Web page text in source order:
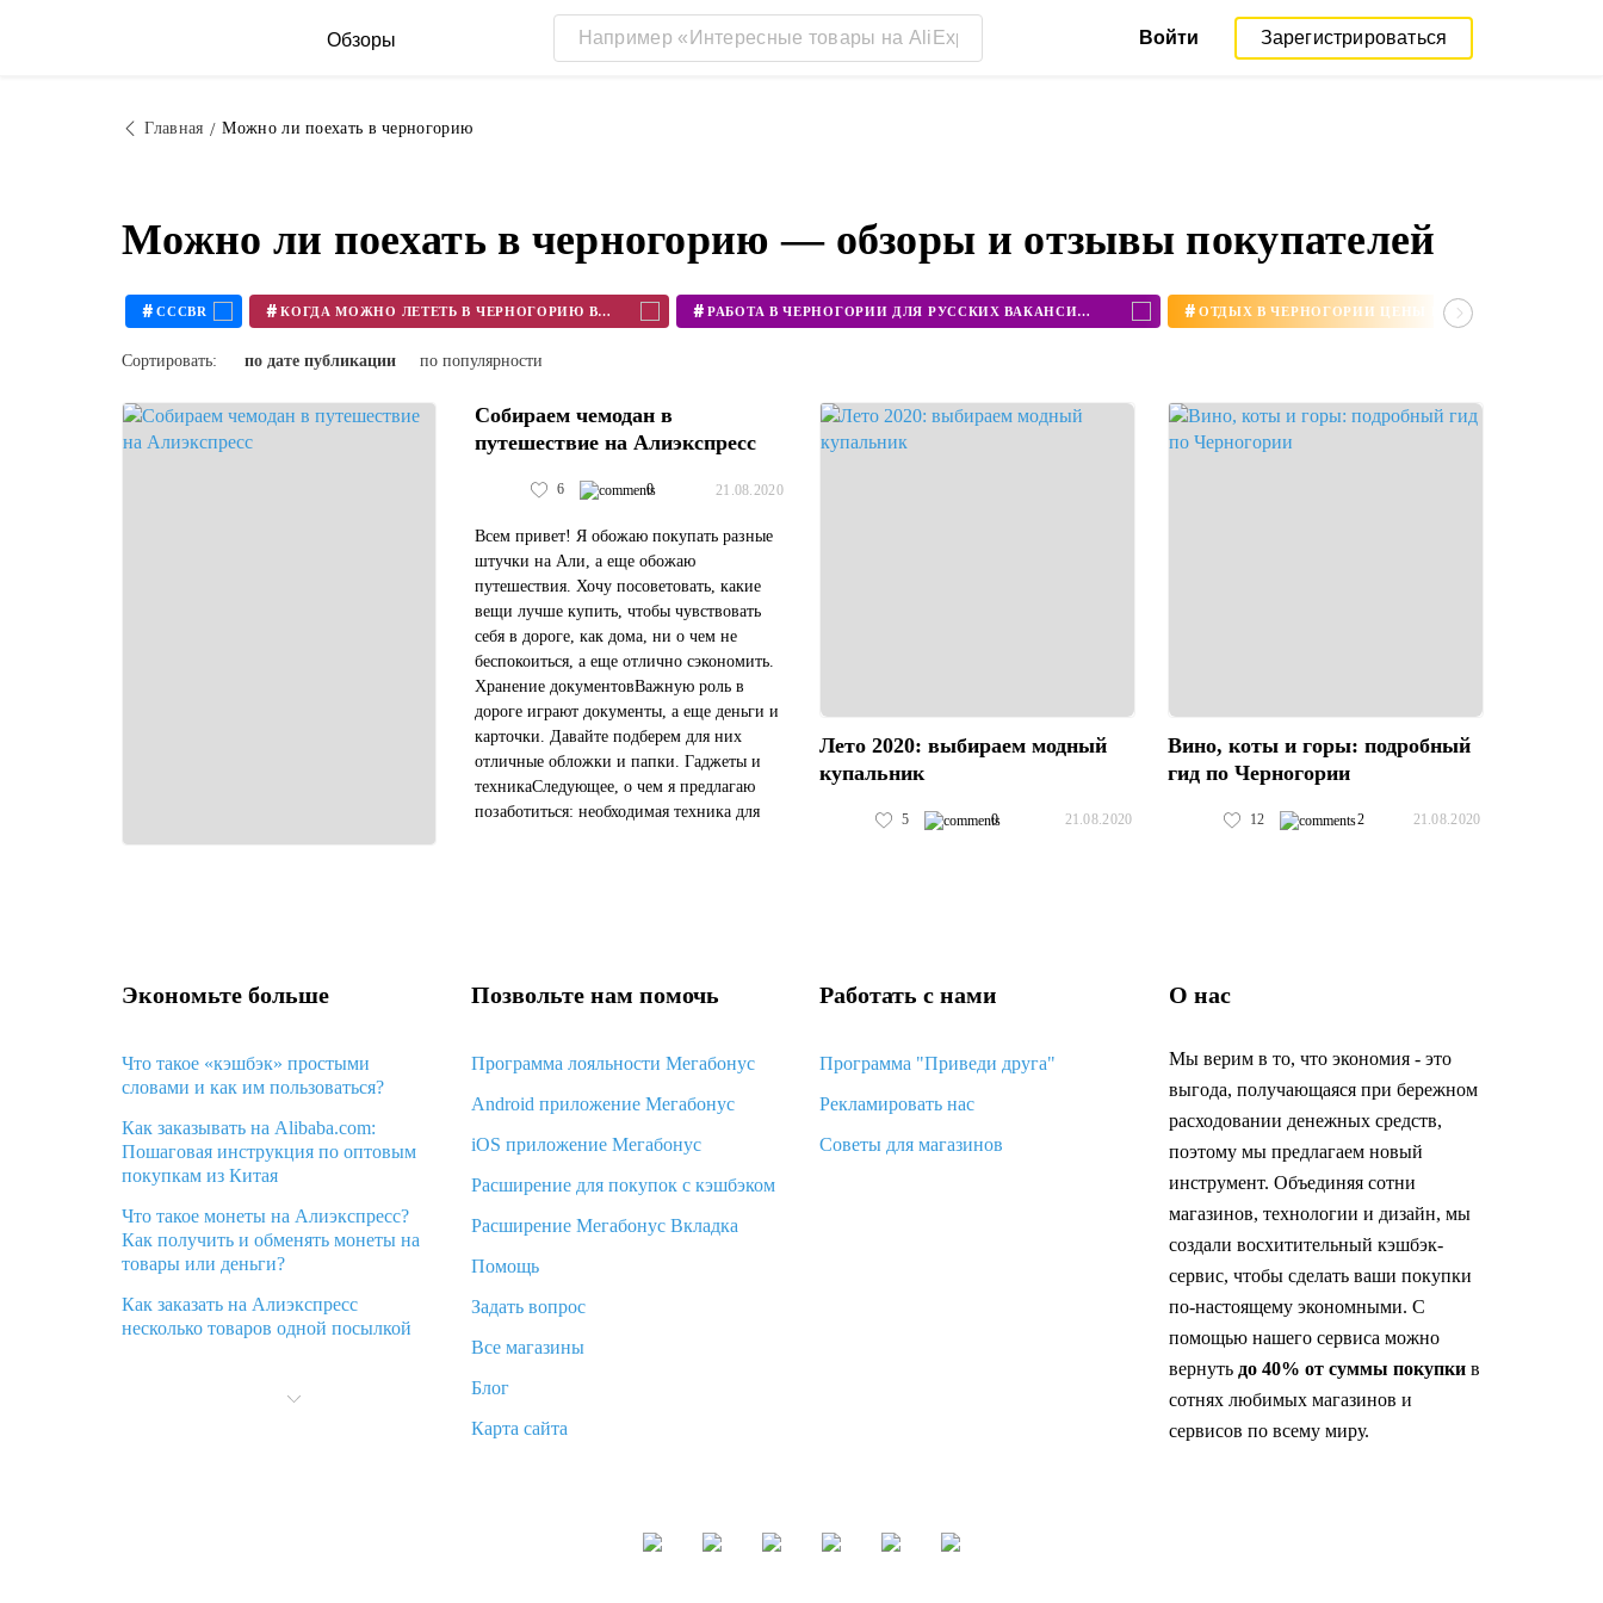
Обзоры Войти Зарегистрироваться
Главная Можно ли поехать в черногорию
Можно ли поехать в черногорию — обзоры и отзывы покупателей
# CCCBR # КОГДА МОЖНО ЛЕТЕТЬ В ЧЕРНОГОРИЮ В 2020 # РАБОТА В ЧЕРНОГОРИИ ДЛЯ РУССКИХ ВАКАНСИИ 2020 #
Сортировать: по дате публикации по популярности
Собираем чемодан в
путешествие на Алиэкспресс
6 0 21.08.2020
Всем привет! Я обожаю покупать разные
штучки на Али, а еще обожаю
путешествия. Хочу посоветовать, какие
вещи лучше купить, чтобы чувствовать
себя в дороге, как дома, ни о чем не
беспокоиться, а еще отлично сэкономить.
Хранение документовВажную роль в
дороге играют документы, а еще деньги и
карточки. Давайте подберем для них
отличные обложки и папки. Гаджеты и
техникаСледующее, о чем я предлагаю
позаботиться: необходимая техника для
Лето 2020: выбираем модный
купальник
5 0 21.08.2020
Вино, коты и горы: подробный
гид по Черногории
12 2 21.08.2020
Экономьте больше
Что такое «кэшбэк» простыми
словами и как им пользоваться?
Как заказывать на Alibaba.com:
Пошаговая инструкция по оптовым
покупкам из Китая
Что такое монеты на Алиэкспресс?
Как получить и обменять монеты на
товары или деньги?
Как заказать на Алиэкспресс
несколько товаров одной посылкой
Алиэкспресс и что делать?
Позвольте нам помочь
Программа лояльности Мегабонус
Android приложение Мегабонус
iOS приложение Мегабонус
Расширение для покупок с кэшбэком
Расширение Мегабонус Вкладка
Помощь
Задать вопрос
Все магазины
Блог
Карта сайта
Работать с нами
Программа "Приведи друга"
Рекламировать нас
Советы для магазинов
О нас
Мы верим в то, что экономия - это
выгода, получающаяся при бережном
расходовании денежных средств,
поэтому мы предлагаем новый
инструмент. Объединяя сотни
магазинов, технологии и дизайн, мы
создали восхитительный кэшбэк-
сервис, чтобы сделать ваши покупки
по-настоящему экономными. С
помощью нашего сервиса можно
вернуть до 40% от суммы покупкив
сотнях любимых магазинов и
сервисов по всему миру.